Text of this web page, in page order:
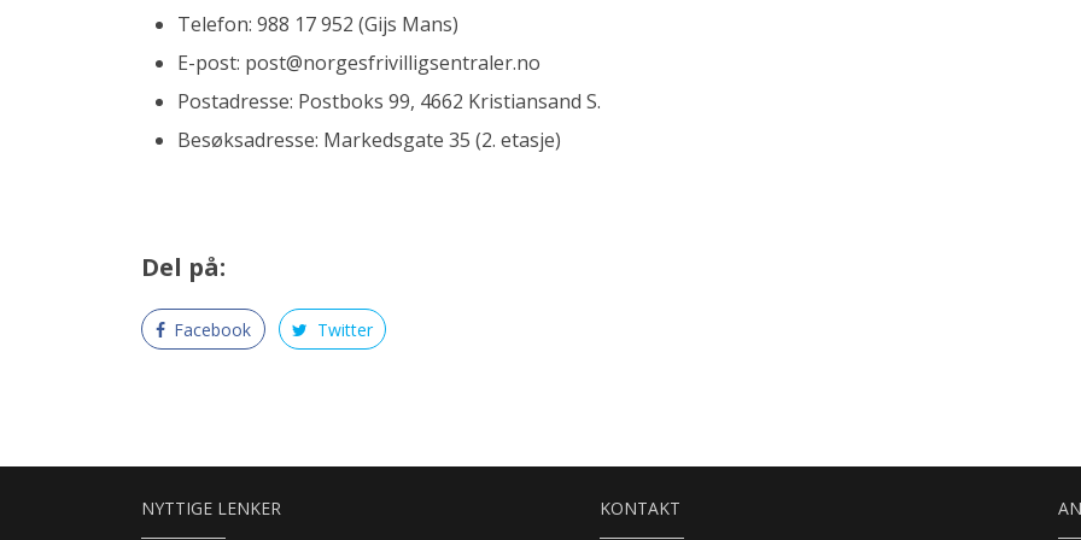
Telefon: 988 17 952 (Gijs Mans)
E-post: post@norgesfrivilligsentraler.no
Postadresse: Postboks 99, 4662 Kristiansand S.
Besøksadresse: Markedsgate 35 (2. etasje)
Del på:
Facebook Twitter
NYTTIGE LENKER KONTAKT